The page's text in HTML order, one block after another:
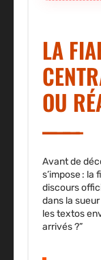
LA
OU
Avant de
s’impose : la
discours
dans la
les textos
arrivés ?”